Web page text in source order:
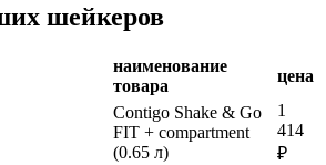
шейкеров
наименование
товара
цена
Contigo Shake & Go
FIT + compartment
(0.65 л)
1
414
₽